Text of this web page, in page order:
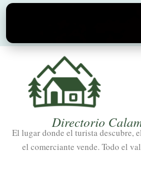
contenido
Directorio
El lugar donde el turista descubre,
el comerciante vende. Todo el